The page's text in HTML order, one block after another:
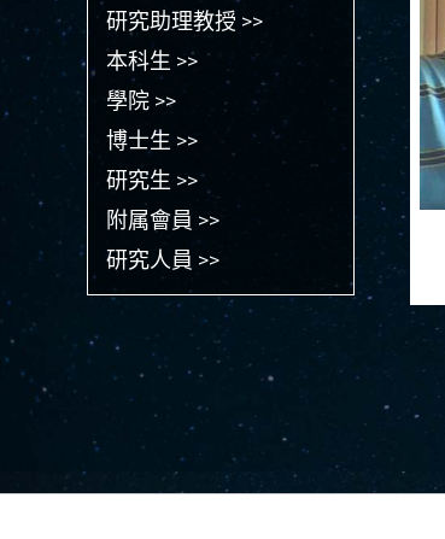
研究助理教授 >>
本科生 >>
學院 >>
博士生 >>
研究生 >>
附属會員 >>
研究人員 >>